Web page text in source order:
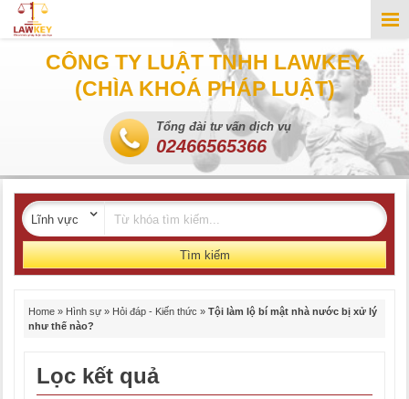
CÔNG TY LUẬT TNHH LAWKEY
(CHÌA KHOÁ PHÁP LUẬT)
Tổng đài tư vấn dịch vụ
02466565366
Tìm kiếm
Home » Hình sự » Hỏi đáp - Kiến thức » Tội làm lộ bí mật nhà nước bị xử lý
như thế nào?
Lọc kết quả